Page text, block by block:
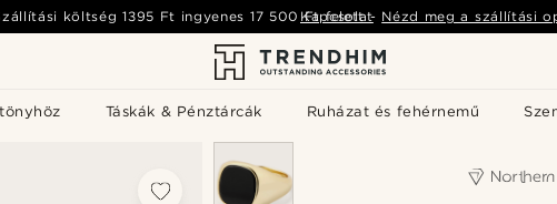
Táskák & Pénztárcák Ruházat és fehérnemű
költség1395 Ft ingyenes 17 500 Ft felett- Nézd meg a szállítási
Kapcsolat